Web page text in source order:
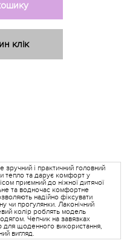
клік
і практичний головний
тепло та дарує комфорт у
приємний до ніжної дитячої
та водночас комфортне
надійно фіксувати
чи прогулянки. Лаконічний
колір роблять модель
Чепчик на завязках
для щоденного використання,
вигляд.